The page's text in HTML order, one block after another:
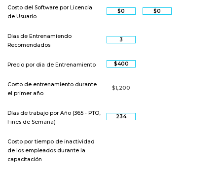
Costo del Software por Licencia
de Usuario
Dias de Entrenamiendo
Recomendados
Precio por dia de Entrenamiento
Costo de entrenamiento durante
el primer año
DIas de trabajo por Año (365 - PTO,
Fines de Semana)
Costo por tiempo de inactividad
de los empleados durante la
capacitación